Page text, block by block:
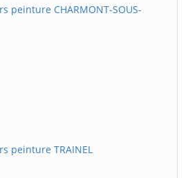
peinture CHARMONT-SOUS-
peinture TRAINEL